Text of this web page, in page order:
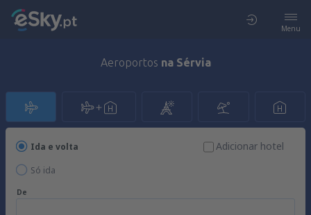
Menu
Aeroportos na Sérvia
Ida e volta
Só ida
Adicionar hotel
De